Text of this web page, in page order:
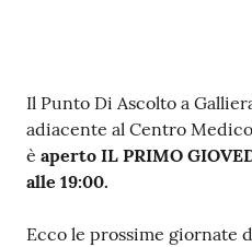
Contenuto
Il Punto Di Ascolto a
adiacente al Centro
è aperto IL PRIMO
alle 19:00.
Ecco le prossime giornate